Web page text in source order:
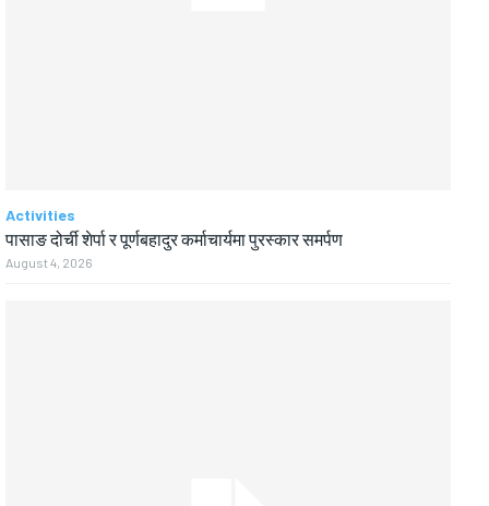
Activities
पासाङ दोर्ची शेर्पा र पूर्णबहादुर कर्माचार्यमा पुरस्कार समर्पण
August 4, 2026